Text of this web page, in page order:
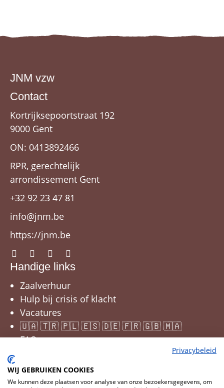
JNM vzw
Contact
Kortrijksepoortstraat 192
9000 Gent
ON: 0413892466
RPR, gerechtelijk
arrondissement Gent
+32 92 23 47 81
info@jnm.be
https://jnm.be
Handige links
Zaalverhuur
Hulp bij crisis of klacht
Vacatures
🇺🇦 🇹🇷 🇵🇱 🇪🇸 🇩🇪 🇫🇷 🇬🇧 🇲🇦
FAQ
Privacybeleid
WIJ GEBRUIKEN COOKIES
We kunnen deze plaatsen voor analyse van onze bezoekersgegevens, om